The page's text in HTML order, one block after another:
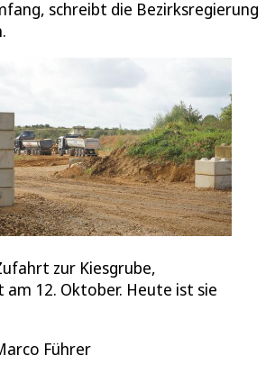
schreibt die Bezirksregierung
zur Kiesgrube,
12. Oktober. Heute ist sie
Führer